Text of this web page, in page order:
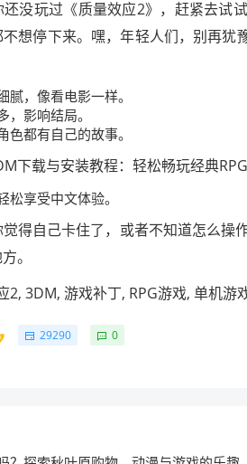
没玩过《质量效应2》，赶紧去试
想停下来。嘿，年轻人们，别再
腻，像看电影一样。
，影响结局。
色都有自己的故事。
松享受中文体验。
得自己卡住了，或者不知道怎么操
。
2, 3DM, 游戏补丁, RPG游戏, 单机
29290 0